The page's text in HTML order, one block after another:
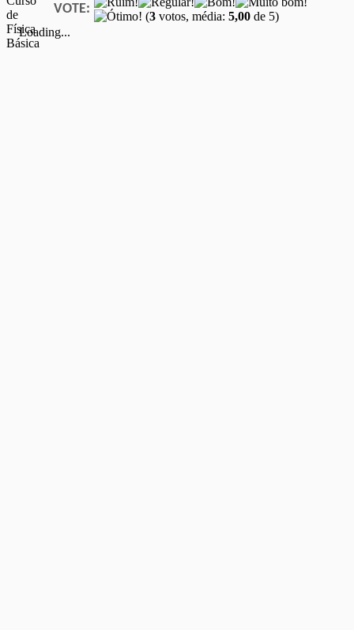
VOTE: (3 votos, média: 5,00 de 5)
Loading...